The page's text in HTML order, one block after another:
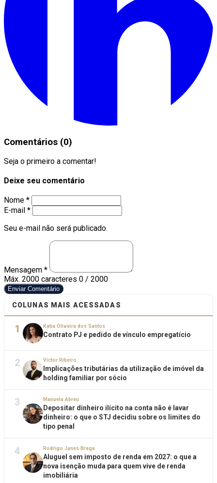
Comentários (0)
Seja o primeiro a comentar!
Deixe seu comentário
Nome *
E-mail *
Seu e-mail não será publicado.
Mensagem *
Máx. 2000 caracteres 0 / 2000
Enviar Comentário
COLUNAS MAIS ACESSADAS
1 Katia Oliveira dos Santos
Contrato PJ e pedido de vínculo empregatício
2 Victor Ribeiro
Implicações tributárias da utilização de imóvel da
holding familiar por sócio
3 Manuela Abreu
Depositar dinheiro ilícito na conta não é lavar
dinheiro: o que o STJ decidiu sobre os limites do
tipo penal
4 Rodrigo Janes Braga
Aluguel sem imposto de renda em 2027: o que a
nova isenção muda para quem vive de renda
imobiliária